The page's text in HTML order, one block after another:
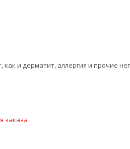
и дерматит, аллергия и прочие
заказа